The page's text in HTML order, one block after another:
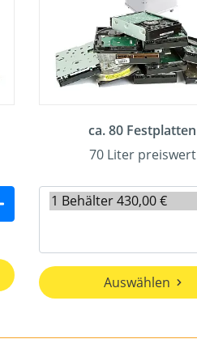
ca. 80 Festplatten
70 Liter preiswert
Auswählen